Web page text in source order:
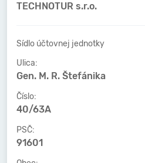
TECHNOTUR s.r.o.
Sídlo účtovnej jednotky
Ulica:
Gen. M. R. Štefánika
Číslo:
40/63A
PSČ:
91601